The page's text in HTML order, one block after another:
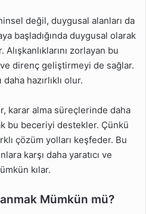
değil, duygusal alanları da
başladığında duygusal olarak
zorlayan bu
ve direnç geliştirmeyi de sağlar.
hazırlıklı olur.
karar alma süreçlerinde daha
bu beceriyi destekler. Çünkü
çözüm yolları keşfeder. Bu
karşı daha yaratıcı ve
kılar.
Mümkün mü?